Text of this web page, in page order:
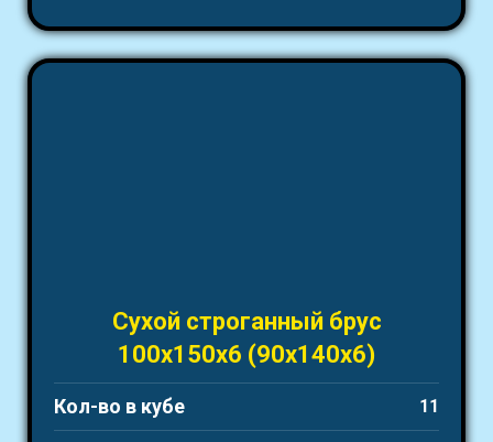
Сухой строганный брус
100х150х6 (90х140х6)
Кол-во в кубе 11